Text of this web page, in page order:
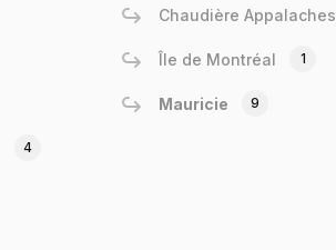
Chaudière Appalaches
Île de Montréal 1
Mauricie 9
4